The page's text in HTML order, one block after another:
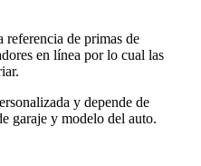
referencia de primas de
en línea por lo cual las
y depende de
garaje y modelo del auto.